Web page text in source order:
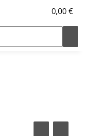
0,00 €